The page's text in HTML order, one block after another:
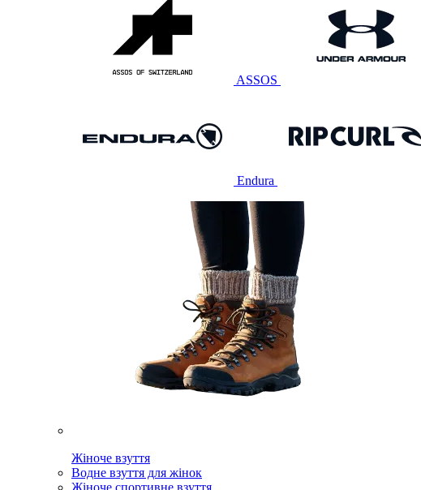
ASSOS
Endura
Жіноче взуття
Водне взуття для жінок
Жіноче спортивне взуття